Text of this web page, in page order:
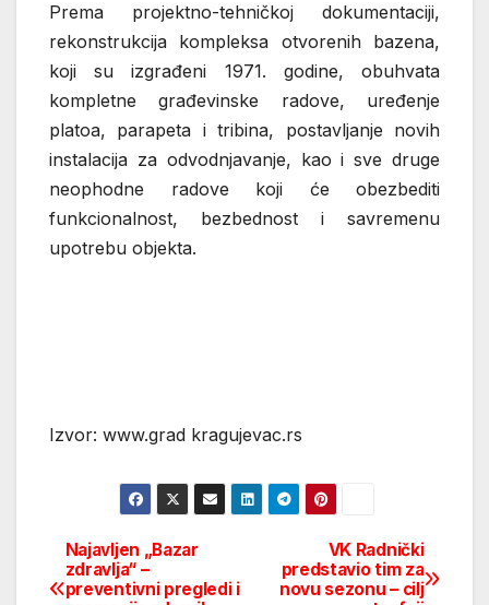
Prema projektno-tehničkoj dokumentaciji,
rekonstrukcija kompleksa otvorenih bazena,
koji su izgrađeni 1971. godine, obuhvata
kompletne građevinske radove, uređenje
platoa, parapeta i tribina, postavljanje novih
instalacija za odvodnjavanje, kao i sve druge
neophodne radove koji će obezbediti
funkcionalnost, bezbednost i savremenu
upotrebu objekta.
Izvor: www.grad kragujevac.rs
Post
VK Radnički
predstavio tim za
novu sezonu – cilj
Najavljen „Bazar
zdravlja“ –
preventivni pregledi i